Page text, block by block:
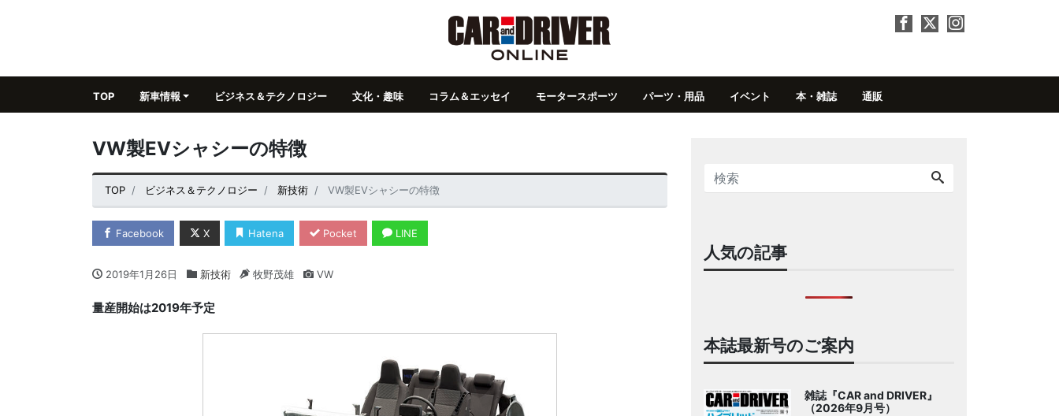
TOP 新車情報 ビジネス＆テクノロジー 文化・趣味 コラム＆エッセイ モータースポーツ パーツ・用品 イベント 本・雑誌 通販
VW製EVシャシーの特徴
TOP ビジネス＆テクノロジー 新技術 VW製EVシャシーの特徴
Facebook X Hatena Pocket LINE
2019年1月26日 新技術 牧野茂雄 VW
量産開始は2019年予定
人気の記事
本誌最新号のご案内
雑誌『CAR and DRIVER』
（2026年9月号）